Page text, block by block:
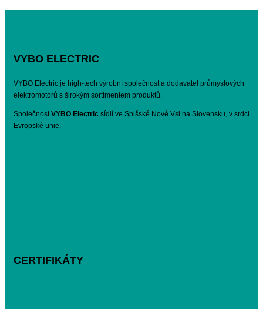
VYBO ELECTRIC
VYBO Electric je high-tech výrobní společnost a dodavatel průmyslových
elektromotorů s širokým sortimentem produktů.
SpolečnostVYBO Electric sídlí ve Spišské Nové Vsi na Slovensku, v srdci
Evropské unie.
CERTIFIKÁTY